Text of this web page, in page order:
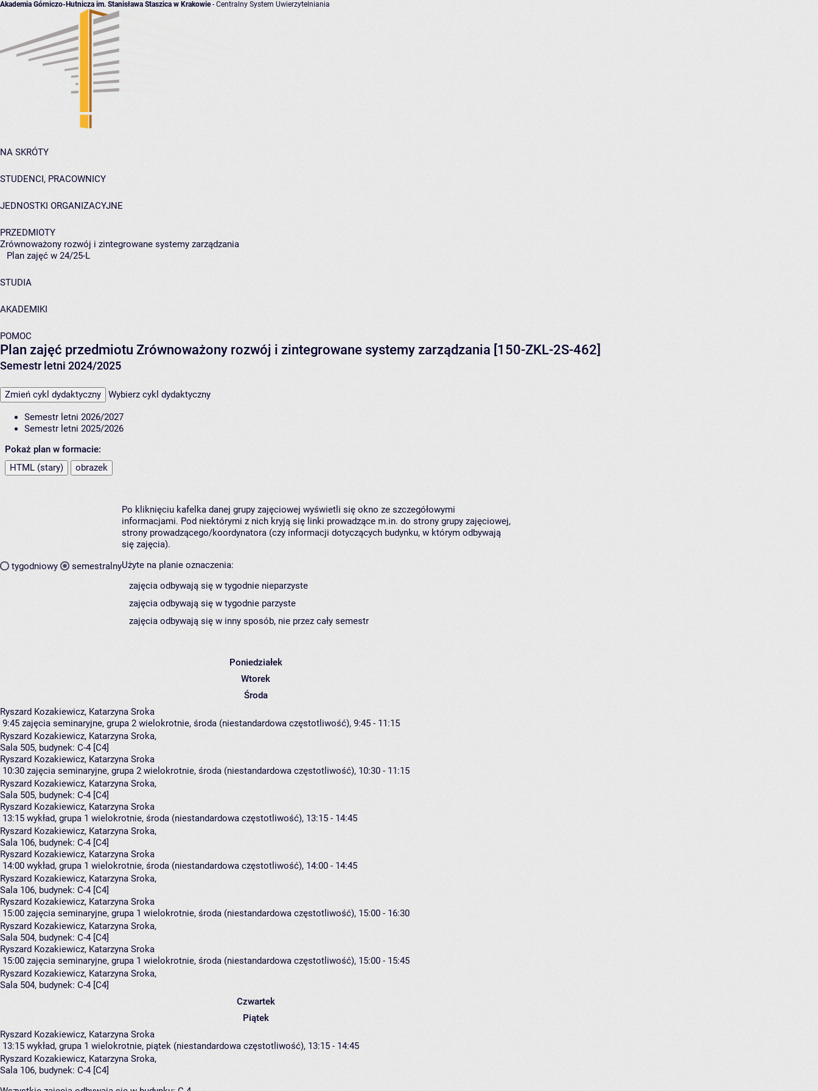
Akademia Górniczo-Hutnicza im. Stanisława Staszica w Krakowie- Centralny System Uwierzytelniania
NA SKRÓTY
STUDENCI, PRACOWNICY
JEDNOSTKI ORGANIZACYJNE
PRZEDMIOTY
Zrównoważony rozwój i zintegrowane systemy zarządzania
Plan zajęć w 24/25-L
STUDIA
AKADEMIKI
POMOC
Plan zajęć przedmiotu Zrównoważony rozwój i zintegrowane systemy zarządzania [150-ZKL-2S-462]
Semestr letni 2024/2025
Zmień cykl dydaktyczny Wybierz cykl dydaktyczny
Semestr letni 2026/2027
Semestr letni 2025/2026
Pokaż plan w formacie:
HTML (stary)
obrazek
tygodniowy semestralny
Po kliknięciu kafelka danej grupy zajęciowej wyświetli się okno ze szczegółowymi
informacjami. Pod niektórymi z nich kryją się linki prowadzące m.in. do strony grupy zajęciowej,
strony prowadzącego/koordynatora (czy informacji dotyczących budynku, w którym odbywają
się zajęcia).
Użyte na planie oznaczenia:
zajęcia odbywają się w tygodnie nieparzyste
zajęcia odbywają się w tygodnie parzyste
zajęcia odbywają się w inny sposób, nie przez cały semestr
Poniedziałek
Wtorek
Środa
Ryszard Kozakiewicz, Katarzyna Sroka
9:45 zajęcia seminaryjne, grupa 2 wielokrotnie, środa (niestandardowa częstotliwość), 9:45 - 11:15
Ryszard Kozakiewicz, Katarzyna Sroka,
Sala 505, budynek: C-4 [C4]
Ryszard Kozakiewicz, Katarzyna Sroka
10:30 zajęcia seminaryjne, grupa 2 wielokrotnie, środa (niestandardowa częstotliwość), 10:30 - 11:15
Ryszard Kozakiewicz, Katarzyna Sroka,
Sala 505, budynek: C-4 [C4]
Ryszard Kozakiewicz, Katarzyna Sroka
13:15 wykład, grupa 1 wielokrotnie, środa (niestandardowa częstotliwość), 13:15 - 14:45
Ryszard Kozakiewicz, Katarzyna Sroka,
Sala 106, budynek: C-4 [C4]
Ryszard Kozakiewicz, Katarzyna Sroka
14:00 wykład, grupa 1 wielokrotnie, środa (niestandardowa częstotliwość), 14:00 - 14:45
Ryszard Kozakiewicz, Katarzyna Sroka,
Sala 106, budynek: C-4 [C4]
Ryszard Kozakiewicz, Katarzyna Sroka
15:00 zajęcia seminaryjne, grupa 1 wielokrotnie, środa (niestandardowa częstotliwość), 15:00 - 16:30
Ryszard Kozakiewicz, Katarzyna Sroka,
Sala 504, budynek: C-4 [C4]
Ryszard Kozakiewicz, Katarzyna Sroka
15:00 zajęcia seminaryjne, grupa 1 wielokrotnie, środa (niestandardowa częstotliwość), 15:00 - 15:45
Ryszard Kozakiewicz, Katarzyna Sroka,
Sala 504, budynek: C-4 [C4]
Czwartek
Piątek
Ryszard Kozakiewicz, Katarzyna Sroka
13:15 wykład, grupa 1 wielokrotnie, piątek (niestandardowa częstotliwość), 13:15 - 14:45
Ryszard Kozakiewicz, Katarzyna Sroka,
Sala 106, budynek: C-4 [C4]